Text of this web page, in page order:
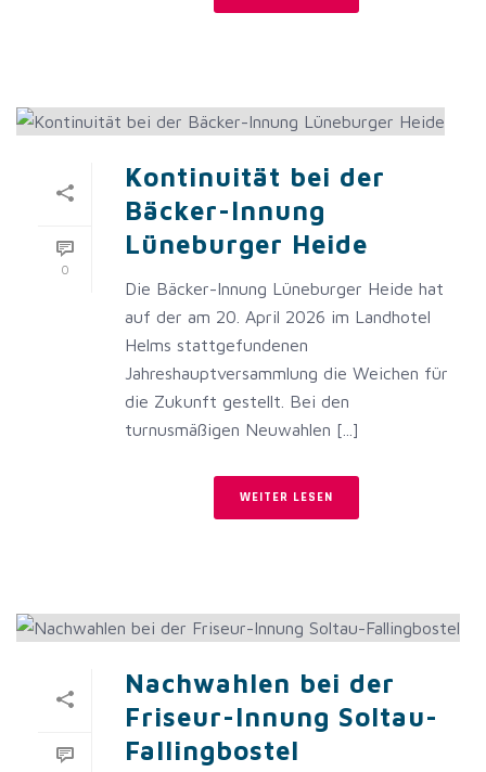
0
Kontinuität bei der
Bäcker-Innung
Lüneburger Heide
Die Bäcker-Innung Lüneburger Heide hat
auf der am 20. April 2026 im Landhotel
Helms stattgefundenen
Jahreshauptversammlung die Weichen für
die Zukunft gestellt. Bei den
turnusmäßigen Neuwahlen [...]
WEITER LESEN
Nachwahlen bei der
Friseur-Innung Soltau-
Fallingbostel